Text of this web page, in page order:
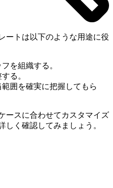
ートは以下のような用途に役
を組織する。
る。
囲を確実に把握してもら
ースに合わせてカスタマイズ
しく確認してみましょう。